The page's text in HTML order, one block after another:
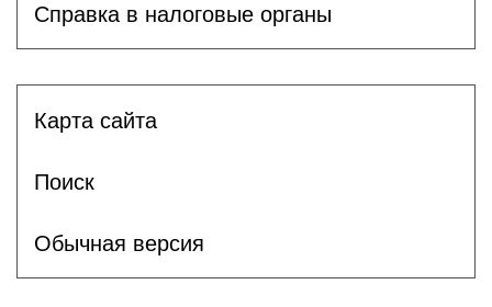
Справка в налоговые органы
Карта сайта
Поиск
Обычная версия